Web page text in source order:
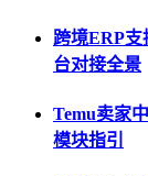
跨境ERP支
台对接全景
Temu卖家
模块指引